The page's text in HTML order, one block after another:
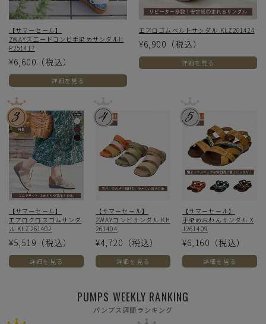
【サマーセール】
2WAYスエードコンビ手染めサンダルH
P251417
¥6,600 （税込）
詳細を見る
エアロゴムベルトサンダル KLZ261424
¥6,900 （税込）
詳細を見る
【サマーセール】
エアロクロスゴムサンダ
ル KLZ261402
¥5,519 （税込）
詳細を見る
【サマーセール】
2WAYコンビサンダル KH
261404
¥4,720 （税込）
詳細を見る
【サマーセール】
手染めおわんサンダル X
J261409
¥6,160 （税込）
詳細を見る
PUMPS WEEKLY RANKING
パンプス週間ランキング